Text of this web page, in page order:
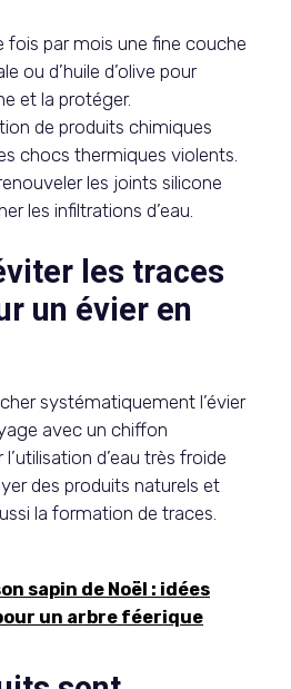
fois par mois une fine couche
ou d’huile d’olive pour
et la protéger.
de produits chimiques
chocs thermiques violents.
les joints silicone
les infiltrations d’eau.
les traces
un évier en
systématiquement l’évier
avec un chiffon
d’eau très froide
des produits naturels et
la formation de traces.
sapin de Noël : idées
un arbre féerique